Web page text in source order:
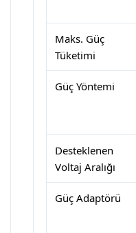
Maks. Güç
Tüketimi
Güç Yöntemi
Desteklenen
Voltaj Aralığı
Güç Adaptörü